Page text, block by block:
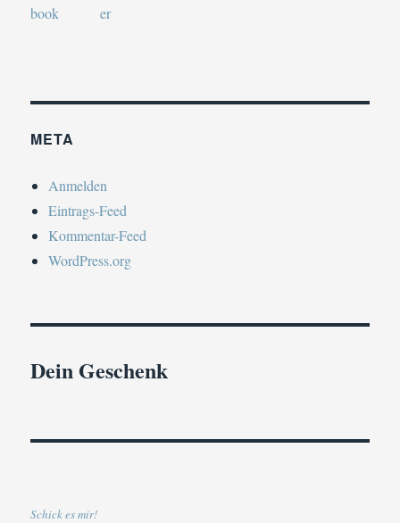
META
Anmelden
Eintrags-Feed
Kommentar-Feed
WordPress.org
Dein Geschenk
Schick es mir!